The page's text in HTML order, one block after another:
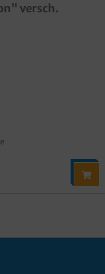
versch.